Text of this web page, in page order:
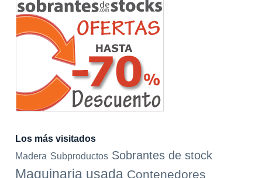
Los más visitados
Madera Subproductos Sobrantes de stock
Maquinaria usada Contenedores